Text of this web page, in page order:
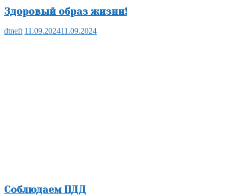
Здоровый образ жизни!
dtneft 11.09.202411.09.2024
Соблюдаем ПДД